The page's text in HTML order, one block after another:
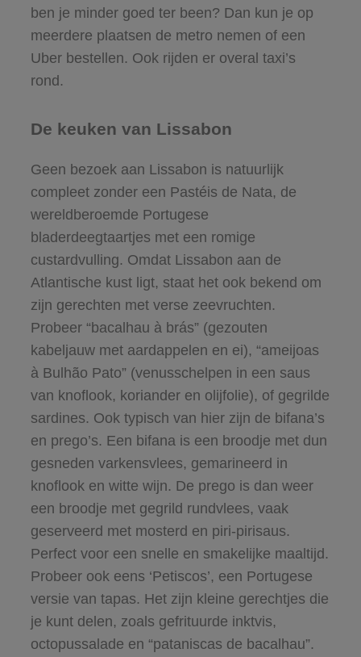
ben je minder goed ter been? Dan kun je op
meerdere plaatsen de metro nemen of een
Uber bestellen. Ook rijden er overal taxi’s
rond.
De keuken van Lissabon
Geen bezoek aan Lissabon is natuurlijk
compleet zonder een Pastéis de Nata, de
wereldberoemde Portugese
bladerdeegtaartjes met een romige
custardvulling. Omdat Lissabon aan de
Atlantische kust ligt, staat het ook bekend om
zijn gerechten met verse zeevruchten.
Probeer “bacalhau à brás” (gezouten
kabeljauw met aardappelen en ei), “ameijoas
à Bulhão Pato” (venusschelpen in een saus
van knoflook, koriander en olijfolie), of gegrilde
sardines. Ook typisch van hier zijn de bifana’s
en prego’s. Een bifana is een broodje met dun
gesneden varkensvlees, gemarineerd in
knoflook en witte wijn. De prego is dan weer
een broodje met gegrild rundvlees, vaak
geserveerd met mosterd en piri-pirisaus.
Perfect voor een snelle en smakelijke maaltijd.
Probeer ook eens ‘Petiscos’, een Portugese
versie van tapas. Het zijn kleine gerechtjes die
je kunt delen, zoals gefrituurde inktvis,
octopussalade en “pataniscas de bacalhau”.